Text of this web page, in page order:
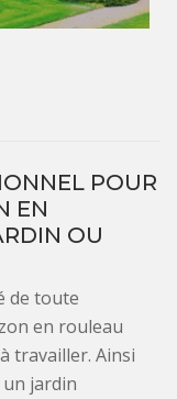
POUR
EN
OU
de toute
en rouleau
travailler. Ainsi
jardin